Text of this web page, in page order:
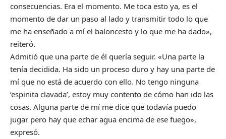
consecuencias. Era el momento. Me toca esto ya, es el
momento de dar un paso al lado y transmitir todo lo que
me ha enseñado a mí el baloncesto y lo que me ha dado»,
reiteró.
Admitió que una parte de él quería seguir. «Una parte la
tenía decidida. Ha sido un proceso duro y hay una parte de
mí que no está de acuerdo con ello. No tengo ninguna
‘espinita clavada’, estoy muy contento de cómo han ido las
cosas. Alguna parte de mí me dice que todavía puedo
jugar pero hay que echar agua encima de ese fuego»,
expresó.